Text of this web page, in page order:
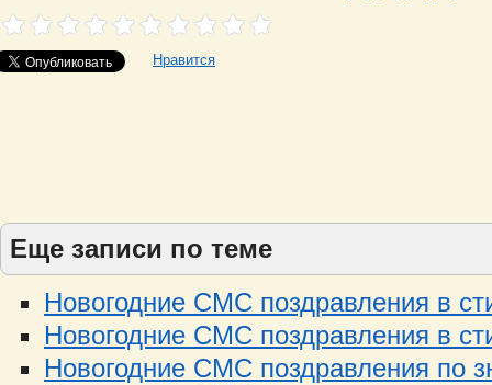
Нравится
Еще записи по теме
Новогодние СМС поздравления в
Новогодние СМС поздравления в
Новогодние СМС поздравления по